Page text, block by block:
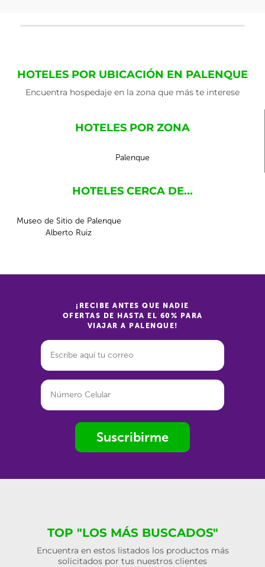
HOTELES POR UBICACIÓN EN PALENQUE
Encuentra hospedaje en la zona que más te interese
HOTELES POR ZONA
Palenque
HOTELES CERCA DE...
Museo de Sitio de Palenque
Alberto Ruiz
¡RECIBE ANTES QUE NADIE
OFERTAS DE HASTA EL 60% PARA
VIAJAR A PALENQUE!
Suscribirme
TOP "LOS MÁS BUSCADOS"
Encuentra en estos listados los productos más
solicitados por tus nuestros clientes